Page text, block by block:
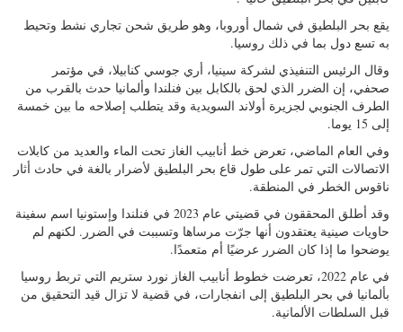
يقع بحر البلطيق في شمال أوروبا، وهو طريق شحن تجاري نشط وتحيط
به تسع دول بما في ذلك روسيا.
وقال الرئيس التنفيذي لشركة سينيا، أري جوسي كنابيلا، في مؤتمر
صحفي، إن الضرر الذي لحق بالكابل بين فنلندا وألمانيا حدث بالقرب من
الطرف الجنوبي لجزيرة أولاند السويدية وقد يتطلب إصلاحه ما بين خمسة
إلى 15 يوما.
وفي العام الماضي، تعرض خط أنابيب الغاز تحت الماء والعديد من كابلات
الاتصالات التي تمر على طول قاع بحر البلطيق لأضرار بالغة في حادث أثار
ناقوس الخطر في المنطقة.
وقد أطلق المحققون في قضيتي عام 2023 في فنلندا وإستونيا اسم سفينة
حاويات صينية يعتقدون أنها جرّت مرساها وتسببت في الضرر. لكنهم لم
يوضحوا ما إذا كان الضرر عرضيًا أم متعمدًا.
في عام 2022، تعرضت خطوط أنابيب الغاز نورد ستريم التي تربط روسيا
بألمانيا في بحر البلطيق إلى انفجارات، في قضية لا تزال قيد التحقيق من
قبل السلطات الألمانية.